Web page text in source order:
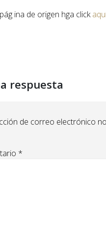
ina de origen hga click
respuesta
de correo electrónico
*